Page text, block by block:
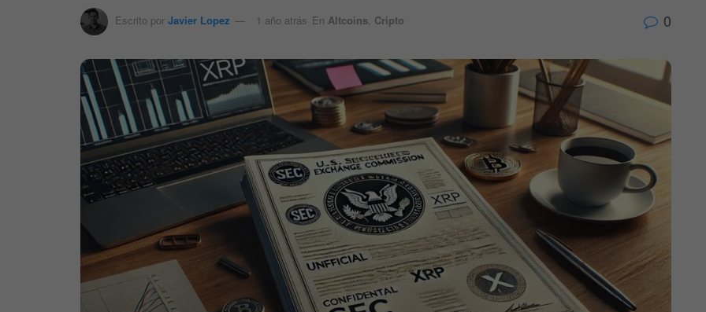
Escrito por Javier Lopez 1 año atrás En Altcoins Cripto 0